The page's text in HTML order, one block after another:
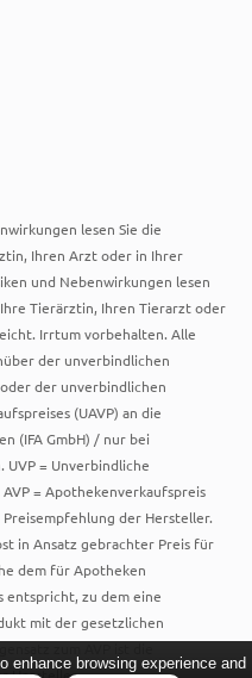
lesen Sie die
Ihren Arzt oder in Ihrer
und Nebenwirkungen lesen
Tierärztin, Ihren Tierarzt oder
Irrtum vorbehalten. Alle
der unverbindlichen
der unverbindlichen
(UAVP) an die
(IFA GmbH) / nur bei
= Unverbindliche
= Apothekenverkaufspreis
der Hersteller.
in Ansatz gebrachter Preis für
dem für Apotheken
zu dem eine
mit der gesetzlichen
Hersteller.
enhance browsing experience and